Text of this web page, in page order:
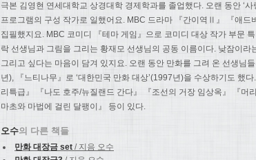
극본 김영현 연세대학교 상경대학 경제학과를 졸업했다. 오랜 동안 ‘
프로그램의 구성 작가로 일했어요. MBC 드라마 『간이역Ⅱ』 『애드
집필했지요. MBC 코미디 『테마 게임』으로 코미디 대상 작가 부문
락 선생님과 그림을 그리는 황재모 선생님의 공동 이름이다. 낮잠이라
그리고 싶다는 마음이 담겨 있지요. 오랜 동안 만화를 그려 온 선생님
년), 『느티나무』로 ‘대한민국 만화 대상’(1997년)을 수상하기도 했
리특급』 『나도 호주/뉴질랜드 간다』 『조선의 거장 임상옥』 『머
마초와 마법에 걸린 달팽이』 등이 있다.
오수의 다른 책들
만화 대장금 set / 지음 오수